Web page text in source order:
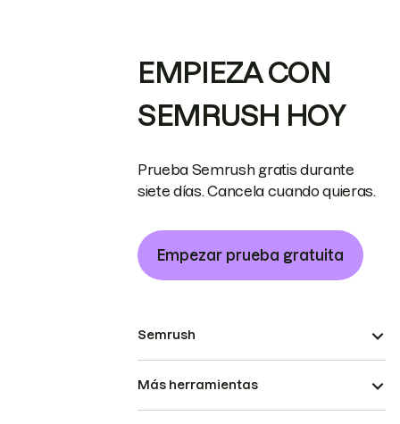
EMPIEZA CON
SEMRUSH HOY
Prueba Semrush gratis durante
siete días. Cancela cuando quieras.
Empezar prueba gratuita
Semrush
Más herramientas